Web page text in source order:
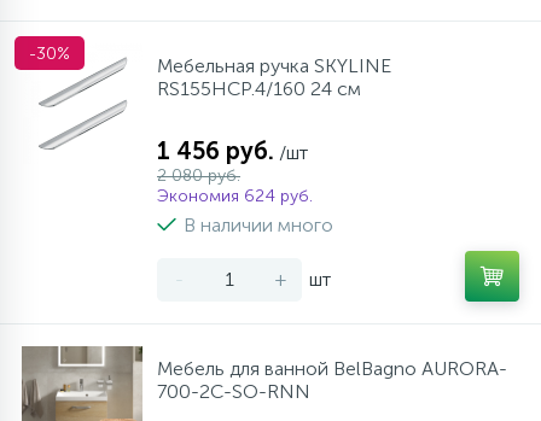
-30%
Мебельная ручка SKYLINE
RS155HCP.4/160 24 см
1 456 руб. /шт
2 080 руб.
Экономия 624 руб.
В наличии много
- + шт
Мебель для ванной BelBagno AURORA-
700-2C-SO-RNN